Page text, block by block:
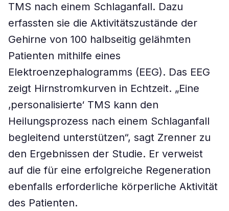
TMS nach einem Schlaganfall. Dazu
erfassten sie die Aktivitätszustände der
Gehirne von 100 halbseitig gelähmten
Patienten mithilfe eines
Elektroenzephalogramms (EEG). Das EEG
zeigt Hirnstromkurven in Echtzeit. „Eine
‚personalisierte‘ TMS kann den
Heilungsprozess nach einem Schlaganfall
begleitend unterstützen“, sagt Zrenner zu
den Ergebnissen der Studie. Er verweist
auf die für eine erfolgreiche Regeneration
ebenfalls erforderliche körperliche Aktivität
des Patienten.